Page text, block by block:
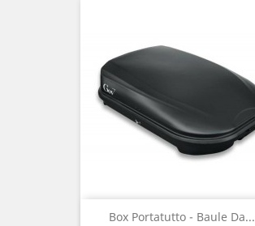
Box Portatutto - Baule Da...